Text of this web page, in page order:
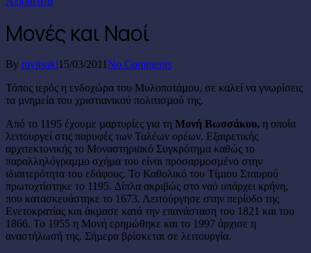
Μονές και Ναοί
By mvitsaki15/03/2011No Comments
Τόπος ιερός η ενδοχώρα του Μυλοποτάµου, σε καλεί να γνωρίσεις
τα µνηµεία του χριστιανικού πολιτισµού της.
Από το 1195 έχουµε µαρτυρίες για τη Μονή Βωσσάκου, η οποία
λειτουργεί στις παρυφές των Ταλέων ορέων. Εξαιρετικής
αρχιτεκτονικής το Μοναστηριακό Συγκρότηµα καθώς το
παραλληλόγραµµο σχήµα του είναι προσαρµοσµένο στην
ιδιαιτερότητα του εδάφους. Το Καθολικό του Τίµιου Σταυρού
πρωτοχτίστηκε το 1195. ∆ίπλα ακριβώς στο ναό υπάρχει κρήνη,
που κατασκευάστηκε το 1673. Λειτούργησε στην περίοδο της
Ενετοκρατίας και άκµασε κατά την επανάσταση του 1821 και του
1866. Το 1955 η Μονή ερηµώθηκε και το 1997 άρχισε η
αναστήλωσή της. Σήµερα βρίσκεται σε λειτουργία.